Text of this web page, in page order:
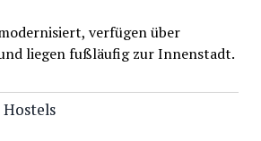
verfügen über
liegen fußläufig zur Innenstadt.